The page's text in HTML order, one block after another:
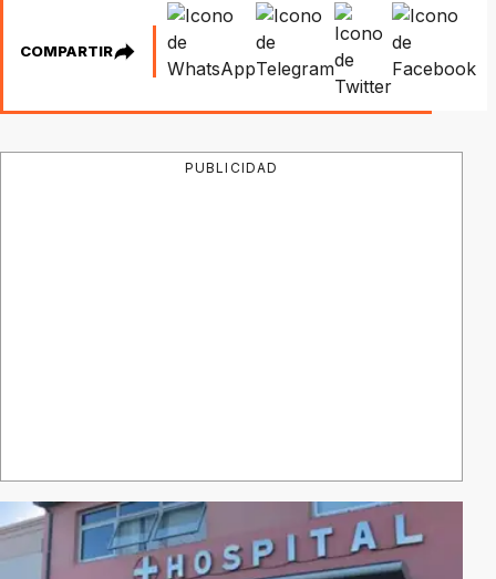
COMPARTIR
PUBLICIDAD